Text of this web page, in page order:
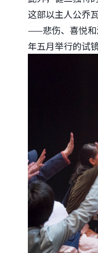
这部以主人公乔
——悲伤、喜悦和
年五月举行的试